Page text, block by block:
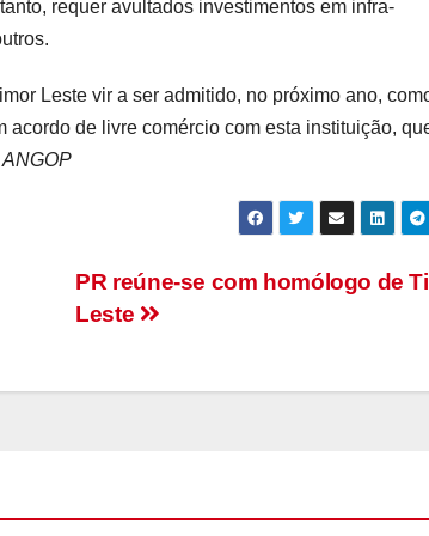
requer avultados investimentos em infra-
Leste vir a ser admitido, no próximo ano,
de livre comércio com esta instituição,
ANGOP
PR reúne-se com homólogo de
Leste